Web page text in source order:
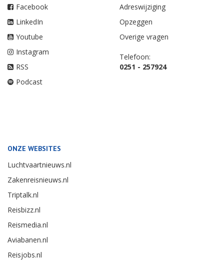
Facebook
LinkedIn
Youtube
Instagram
RSS
Podcast
Adreswijziging
Opzeggen
Overige vragen
Telefoon:
0251 - 257924
ONZE WEBSITES
Luchtvaartnieuws.nl
Zakenreisnieuws.nl
Triptalk.nl
Reisbizz.nl
Reismedia.nl
Aviabanen.nl
Reisjobs.nl